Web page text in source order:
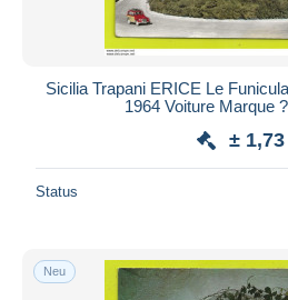
Sicilia Trapani ERICE Le
1964 Voiture Marque
±
Status
Neu